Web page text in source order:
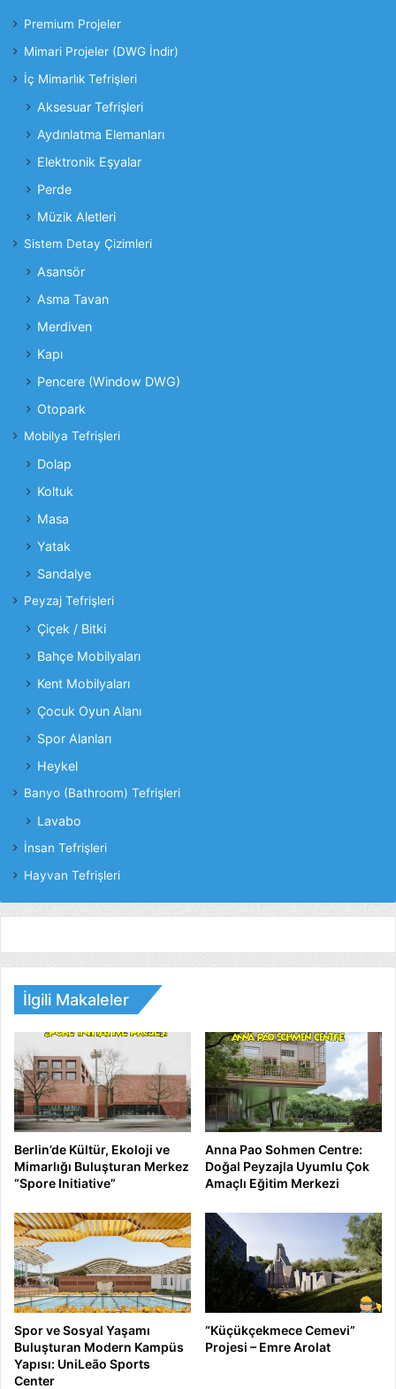
Premium Projeler
Mimari Projeler (DWG İndir)
İç Mimarlık Tefrişleri
Aksesuar Tefrişleri
Aydınlatma Elemanları
Elektronik Eşyalar
Perde
Müzik Aletleri
Sistem Detay Çizimleri
Asansör
Asma Tavan
Merdiven
Kapı
Pencere (Window DWG)
Otopark
Mobilya Tefrişleri
Dolap
Koltuk
Masa
Yatak
Sandalye
Peyzaj Tefrişleri
Çiçek / Bitki
Bahçe Mobilyaları
Kent Mobilyaları
Çocuk Oyun Alanı
Spor Alanları
Heykel
Banyo (Bathroom) Tefrişleri
Lavabo
İnsan Tefrişleri
Hayvan Tefrişleri
İlgili Makaleler
Berlin’de Kültür, Ekoloji ve
Mimarlığı Buluşturan Merkez
“Spore Initiative”
Anna Pao Sohmen Centre:
Doğal Peyzajla Uyumlu Çok
Amaçlı Eğitim Merkezi
Spor ve Sosyal Yaşamı
Buluşturan Modern Kampüs
Yapısı: UniLeão Sports
Center
“Küçükçekmece Cemevi”
Projesi – Emre Arolat